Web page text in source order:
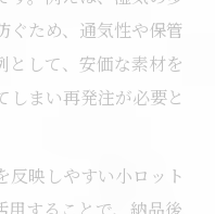
ぐため、通気性や保管
として、安価な素材を
しまい再発注が必要と
反映しやすい小ロット
用することで、納品後